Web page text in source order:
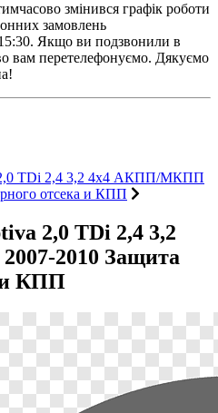
змінився графік роботи
замовлень
Якщо ви подзвонили в
вам перетелефонуємо. Дякуємо
TDi 2,4 3,2 4х4 АКПП/МКПП
отсека и КПП
2,0 TDi 2,4 3,2
2010 Защита
и КПП